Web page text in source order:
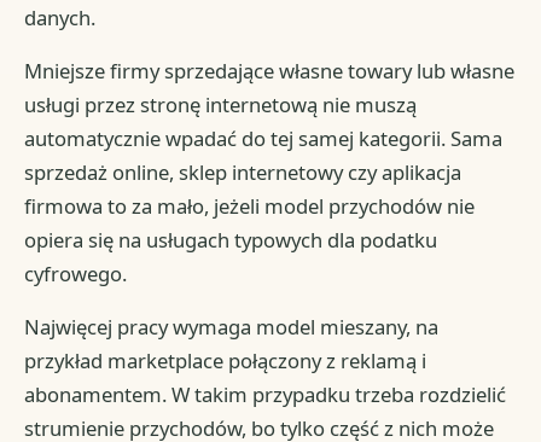
danych.
Mniejsze firmy sprzedające własne towary lub własne
usługi przez stronę internetową nie muszą
automatycznie wpadać do tej samej kategorii. Sama
sprzedaż online, sklep internetowy czy aplikacja
firmowa to za mało, jeżeli model przychodów nie
opiera się na usługach typowych dla podatku
cyfrowego.
Najwięcej pracy wymaga model mieszany, na
przykład marketplace połączony z reklamą i
abonamentem. W takim przypadku trzeba rozdzielić
strumienie przychodów, bo tylko część z nich może